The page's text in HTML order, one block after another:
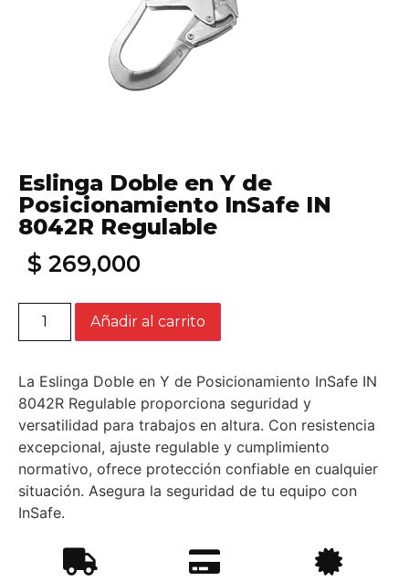
Eslinga Doble en Y de
Posicionamiento InSafe IN
8042R Regulable
$ 269,000
Añadir al carrito
La Eslinga Doble en Y de Posicionamiento InSafe IN
8042R Regulable proporciona seguridad y
versatilidad para trabajos en altura. Con resistencia
excepcional, ajuste regulable y cumplimiento
normativo, ofrece protección confiable en cualquier
situación. Asegura la seguridad de tu equipo con
InSafe.